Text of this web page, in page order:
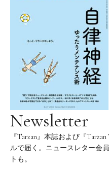
Newsletter
『Tarzan』本誌および『
ルで届く。ニュースレター会
トも。